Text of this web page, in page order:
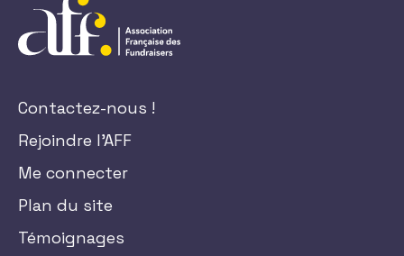
Contactez-nous !
Rejoindre l'AFF
Me connecter
Plan du site
Témoignages